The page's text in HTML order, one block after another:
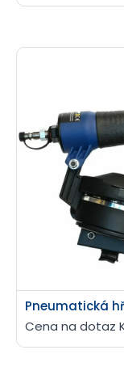
Pneumatická
Cena na dotaz